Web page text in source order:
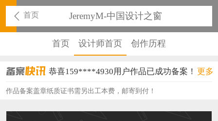
首页 JeremyM-中国设计之窗
首页 设计师首页 创作历程
恭喜159****4930用户作品已成功备案！
恭喜150****6483用户作品已成功备案！
恭喜131****2473用户作品已成功备案！
更多
作品备案盖章纸质证书需另出工本费，邮寄到付！